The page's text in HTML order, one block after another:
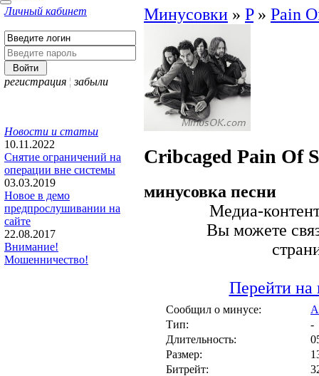
Личный кабинет
регистрация ¦ забыли
Новости и статьи
10.11.2022
Снятие ограничений на
операции вне системы
03.03.2019
Новое в демо
предпрослушивании на
сайте
22.08.2017
Внимание!
Мошенничество!
Минусовки » P» Pain
Cribcaged Pain Of
минусовка песни
Медиа-
Вы можете
Перейти на
Сообщил о минусе:
Тип:
-
Длительность:
Размер:
Битрейт: